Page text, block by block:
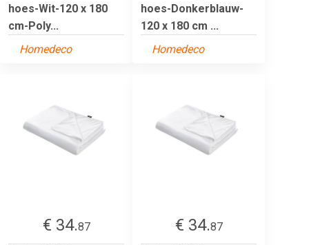
hoes-Wit-120 x 180
cm-Poly...
Homedeco
hoes-Donkerblauw-
120 x 180 cm ...
Homedeco
€ 34.87
€ 34.87